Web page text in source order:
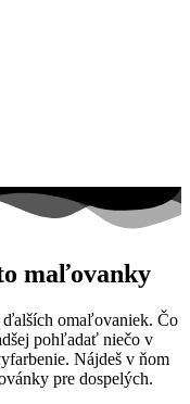
maľovanky
ďalších omaľovaniek. Čo
pohľadať niečo v
Nájdeš v ňom
pre dospelých.